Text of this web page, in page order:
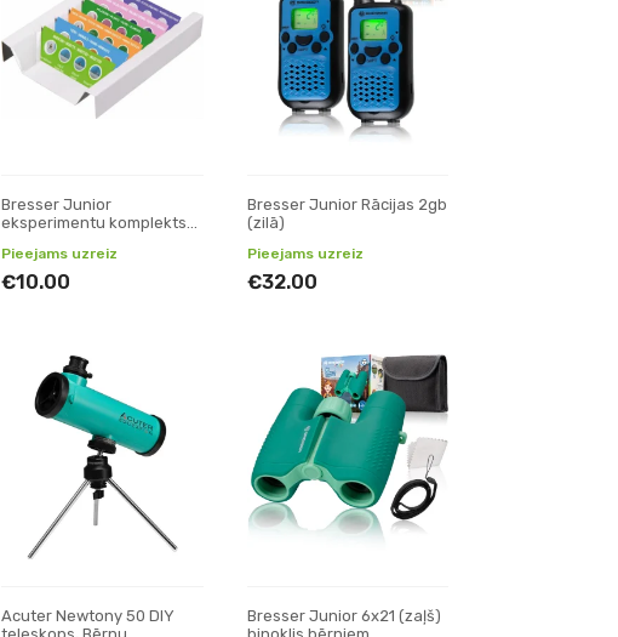
Bresser Junior
eksperimentu komplekts
Pieejams uzreiz
€10.00
Bresser Junior Rācijas 2gb
(zilā)
Pieejams uzreiz
€32.00
Acuter Newtony 50 DIY
Bresser Junior 6x21 (zaļš)